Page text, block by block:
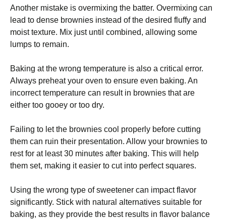
Another mistake is overmixing the batter. Overmixing can
lead to dense brownies instead of the desired fluffy and
moist texture. Mix just until combined, allowing some
lumps to remain.
Baking at the wrong temperature is also a critical error.
Always preheat your oven to ensure even baking. An
incorrect temperature can result in brownies that are
either too gooey or too dry.
Failing to let the brownies cool properly before cutting
them can ruin their presentation. Allow your brownies to
rest for at least 30 minutes after baking. This will help
them set, making it easier to cut into perfect squares.
Using the wrong type of sweetener can impact flavor
significantly. Stick with natural alternatives suitable for
baking, as they provide the best results in flavor balance